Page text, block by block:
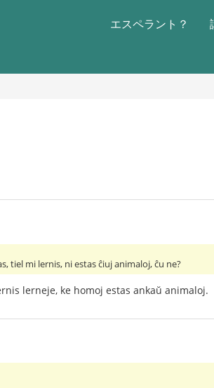
エスペラント？
tiel mi lernis, ni estas ĉiuj animaloj, ĉu ne?
lerneje, ke homoj estas ankaŭ animaloj.